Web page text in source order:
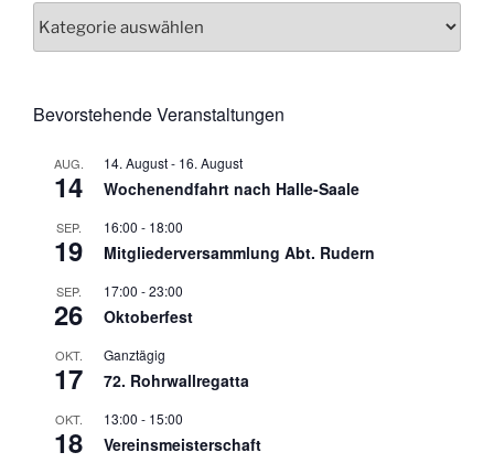
Bevorstehende Veranstaltungen
AUG.
14
14. August- 16. August
Wochenendfahrt nach Halle-Saale
SEP.
19
16:00 - 18:00
Mitgliederversammlung Abt. Rudern
SEP.
26
17:00 -23:00
Oktoberfest
OKT.
17
Ganztägig
72. Rohrwallregatta
OKT.
18
13:00 - 15:00
Vereinsmeisterschaft